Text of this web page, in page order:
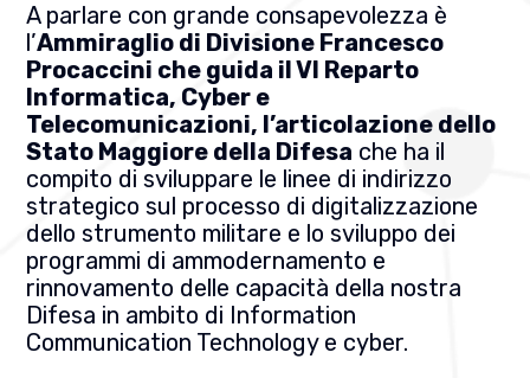
A parlare con grande consapevolezza è
l’Ammiraglio di Divisione Francesco
Procaccini che guida il VI Reparto
Informatica, Cyber e
Telecomunicazioni, l’articolazione dello
Stato Maggiore della Difesa che ha il
compito di sviluppare le linee di indirizzo
strategico sul processo di digitalizzazione
dello strumento militare e lo sviluppo dei
programmi di ammodernamento e
rinnovamento delle capacità della nostra
Difesa in ambito di Information
Communication Technology e cyber.